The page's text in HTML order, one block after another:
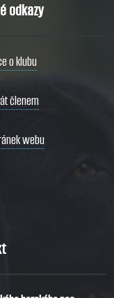
odkazy
o klubu
členem
webu